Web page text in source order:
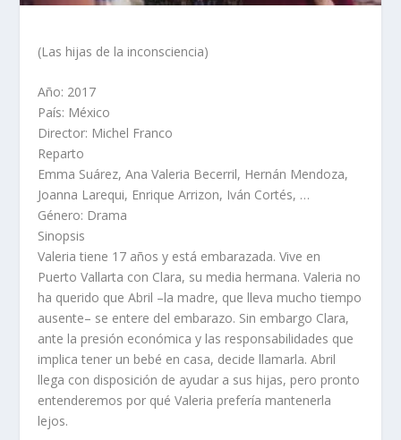
(Las hijas de la inconsciencia)
Año: 2017
País: México
Director: Michel Franco
Reparto
Emma Suárez, Ana Valeria Becerril, Hernán Mendoza,
Joanna Larequi, Enrique Arrizon, Iván Cortés, …
Género: Drama
Sinopsis
Valeria tiene 17 años y está embarazada. Vive en
Puerto Vallarta con Clara, su media hermana. Valeria no
ha querido que Abril –la madre, que lleva mucho tiempo
ausente– se entere del embarazo. Sin embargo Clara,
ante la presión económica y las responsabilidades que
implica tener un bebé en casa, decide llamarla. Abril
llega con disposición de ayudar a sus hijas, pero pronto
entenderemos por qué Valeria prefería mantenerla
lejos.